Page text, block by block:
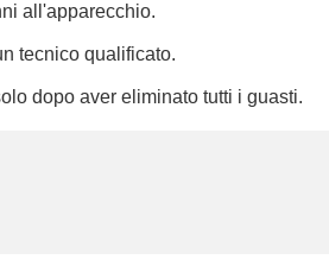
all'apparecchio.
tecnico qualificato.
dopo aver eliminato tutti i guasti.